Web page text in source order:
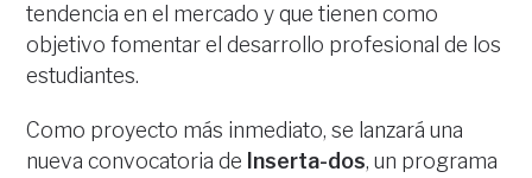
tendencia en el mercado y que tienen como
objetivo fomentar el desarrollo profesional de los
estudiantes.
Como proyecto más inmediato, se lanzará una
nueva convocatoria de Inserta-dos, un programa